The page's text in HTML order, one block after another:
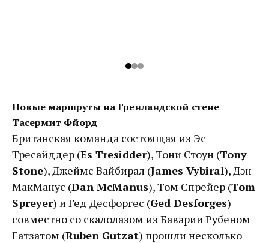
Новые маршруты на Гренландской стене
Тасермит Фйорд
Британская команда состоящая из Эс
Тресайддер (Es Tresidder), Тони Стоун (Tony
Stone), Джеймс Вайбирал (James Vybiral), Дэн
МакМанус (Dan McManus), Том Спрейер (Tom
Spreyer) и Гед Десфоргес (Ged Desforges)
совместно со скалолазом из Баварии Рубеном
Гатзатом (Ruben Gutzat) прошли несколько